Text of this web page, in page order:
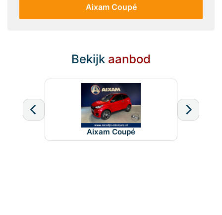
Aixam Coupé
Bekijk aanbod
Aixam Coupé